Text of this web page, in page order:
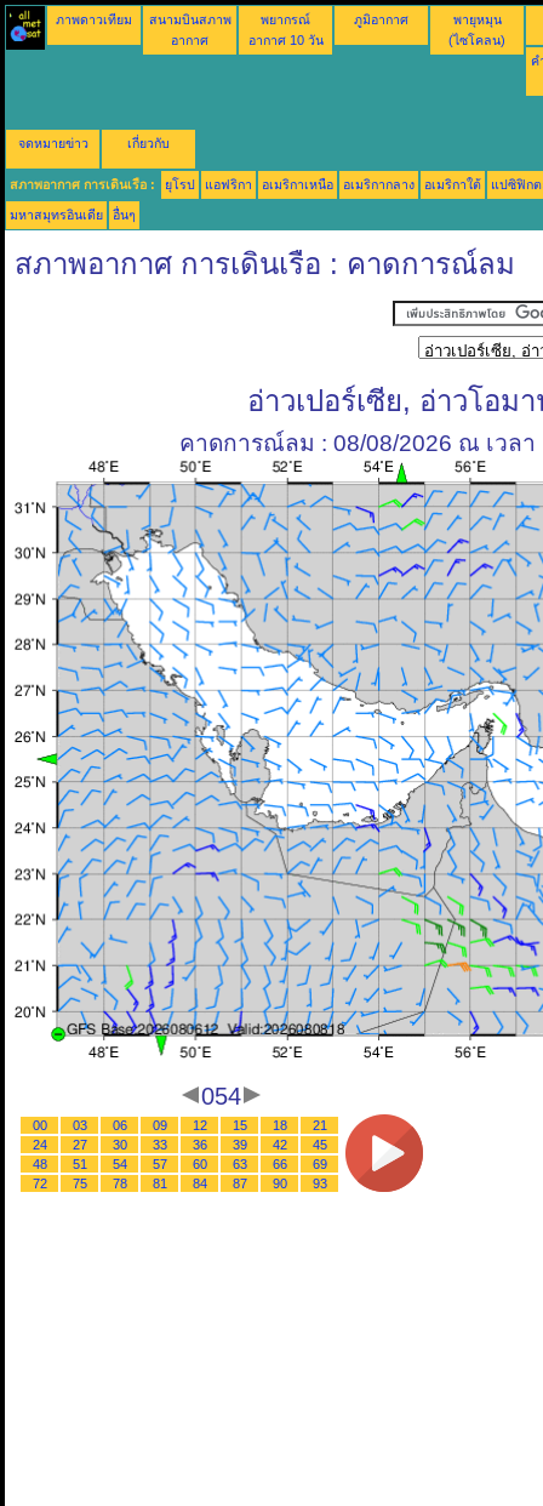
ภาพดาวเทียม
สนามบินสภาพ
อากาศ
พยากรณ์
อากาศ 10 วัน
ภูมิอากาศ
พายุหมุน
(ไซโคลน)
ค
จดหมายข่าว เกี่ยวกับ
สภาพอากาศ การเดินเรือ : ยุโรป แอฟริกา อเมริกาเหนือ อเมริกากลาง อเมริกาใต้ แปซิฟิกต
มหาสมุทรอินเดีย อื่นๆ
สภาพอากาศ การเดินเรือ : คาดการณ์ลม
อ่าวเปอร์เซีย, อ่าวโอม
คาดการณ์ลม : 08/08/2026 ณ เวลา
054
00 03 06 09 12 15 18
21
24
27 30 33 36 39 42
45
48
51 54 57 60 63 66
69
72
75 78 81 84 87 90 93